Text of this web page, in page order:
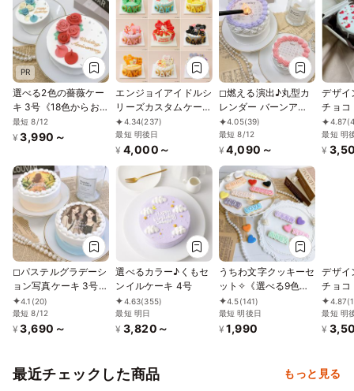
PR
選べる2色の薔薇ケー
キ 3号《18色からお好
きな2色の組み合わせ
｜薔薇｜センイルケー
国》
最短 8/12
¥ 3,990～
エンジョイアイドルシ
リーズカスタムケーキ
4号4.34(237)
最短 明後日
¥ 4,000～
◻︎燃える演出♪丸型カ
レンダー バーンアウ
ェイケーキ 3号《選べ
る10色｜センイルケ
ーキ｜韓国｜お好きな
日付とメッセージ｜サ
プライズ》
4.05(39)
最短 8/12
¥ 4,090～
デザイ
チョコ
ボック
ト）3
4.87
最短 明
¥
◻︎パステルグラデーシ
ョン写真ケーキ 3号
《選べる9色｜プリン
トケーキ✧》
4.1 (20)
最短 8/12
¥ 3,690～
選べるカラー♪くもセ
ンイルケーキ 4号
4.63(355)
最短 明日
¥ 3,820～
うちわ文字クッキーセ
ット✧《選べる9色｜
お好きな名前やメッセ
ージ｜小ハート2枚付
♪》
4.5(141)
最短 明後日
¥ 1,990
デザイ
チョコ
ボック
ント）
4.87
最短 明
¥
最近チェックした商品 もっと見る